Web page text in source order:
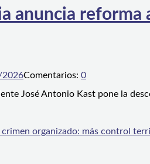
anuncia reforma
Comentarios: 0
José Antonio Kast pone la